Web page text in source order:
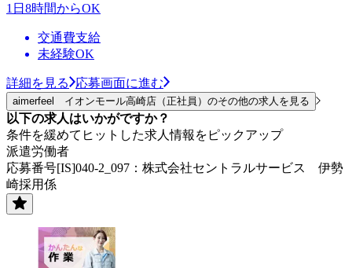
1日8時間からOK
交通費支給
未経験OK
詳細を見る 応募画面に進む
aimerfeel イオンモール高崎店（正社員）のその他の求人を見る
以下の求人はいかがですか？
条件を緩めてヒットした求人情報をピックアップ
派遣労働者
応募番号[IS]040-2_097：株式会社セントラルサービス 伊勢
崎採用係